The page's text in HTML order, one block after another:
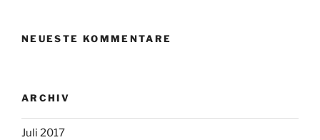
NEUESTE KOMMENTARE
ARCHIV
Juli 2017